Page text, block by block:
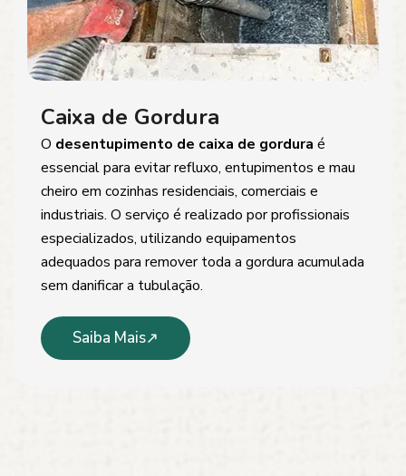
Caixa de Gordura
O desentupimento de caixa de gordura é
essencial para evitar refluxo, entupimentos e mau
cheiro em cozinhas residenciais, comerciais e
industriais. O serviço é realizado por profissionais
especializados, utilizando equipamentos
adequados para remover toda a gordura acumulada
sem danificar a tubulação.
Saiba Mais